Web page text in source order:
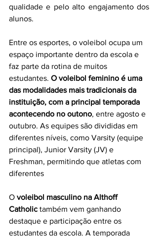
qualidade e pelo alto engajamento dos
alunos.
Entre os esportes, o voleibol ocupa um
espaço importante dentro da escola e
faz parte da rotina de muitos
estudantes. O voleibol feminino é uma
das modalidades mais tradicionais da
instituição, com a principal temporada
acontecendo no outono, entre agosto e
outubro. As equipes são divididas em
diferentes níveis, como Varsity (equipe
principal), Junior Varsity (JV) e
Freshman, permitindo que atletas com
diferentes
O voleibol masculino na Althoff
Catholic também vem ganhando
destaque e participação entre os
estudantes da escola. A temporada